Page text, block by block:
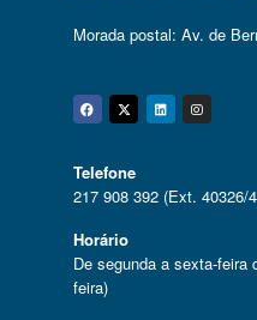
Morada postal: Av. de
Facebook
Twitter
Telefone
217 908 392 (Ext. 40326/
Horário
De segunda a sexta-feira
feira)